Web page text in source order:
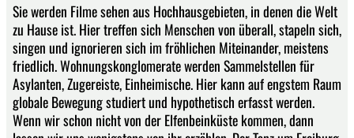
Sie werden Filme sehen aus Hochhausgebieten, in denen die Welt
zu Hause ist. Hier treffen sich Menschen von überall, stapeln sich,
singen und ignorieren sich im fröhlichen Miteinander, meistens
friedlich. Wohnungskonglomerate werden Sammelstellen für
Asylanten, Zugereiste, Einheimische. Hier kann auf engstem Raum
globale Bewegung studiert und hypothetisch erfasst werden.
Wenn wir schon nicht von der Elfenbeinküste kommen, dann